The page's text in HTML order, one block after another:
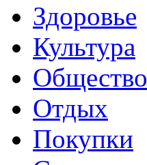
Здоровье
Культура
Общество
Отдых
Покупки